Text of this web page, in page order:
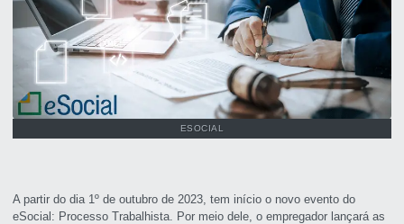
ESOCIAL
A partir do dia 1º de outubro de 2023, tem início o novo evento do
eSocial: Processo Trabalhista. Por meio dele, o empregador lançará as